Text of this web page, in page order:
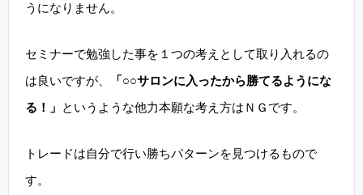
うになりません。
セミナーで勉強した事を１つの考えとして取り入れるの
は良いですが、
「○○サロンに入ったから勝てるようにな
る！」 というような他力本願な考え方はＮＧです。
トレードは自分で行い勝ちパターンを見つけるもので
す。